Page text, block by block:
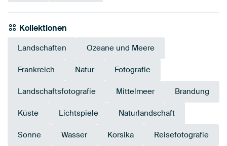
Kollektionen
Landschaften Ozeane und Meere
Frankreich Natur Fotografie
Landschaftsfotografie Mittelmeer Brandung
Küste Lichtspiele Naturlandschaft
Sonne Wasser Korsika Reisefotografie